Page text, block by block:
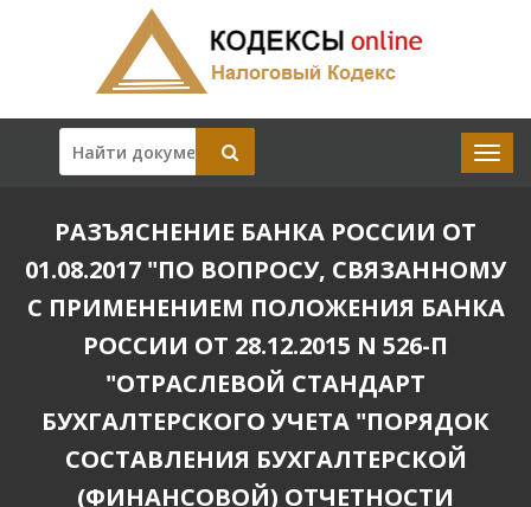
РАЗЪЯСНЕНИЕ БАНКА РОССИИ ОТ
01.08.2017 "ПО ВОПРОСУ, СВЯЗАННОМУ
С ПРИМЕНЕНИЕМ ПОЛОЖЕНИЯ БАНКА
РОССИИ ОТ 28.12.2015 N 526-П
"ОТРАСЛЕВОЙ СТАНДАРТ
БУХГАЛТЕРСКОГО УЧЕТА "ПОРЯДОК
СОСТАВЛЕНИЯ БУХГАЛТЕРСКОЙ
(ФИНАНСОВОЙ) ОТЧЕТНОСТИ